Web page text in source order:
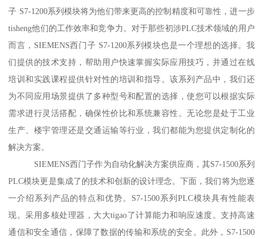
子 S7-1200系列模块将为他们带来更高的控制精度和可靠性，进一步
tisheng他们的工作效率和竞争力。对于那些初涉PLC技术领域的用户
而言，SIEMENS西门子 S7-1200系列模块也是一个理想的选择。我
们提供的技术支持，帮助用户快速掌握实际应用技巧，并通过在线
培训和实践课程提供针对性的培训和指导。该系列产品中，我们还
为不同应用场景提供了多种型号和配置的选择，使您可以根据实际
需求进行灵活搭配，确保性价比和系统兼容性。无论您是处于工业
生产、楼宇管理还是交通运输等行业，我们都能为您提供定制化的
解决方案。
SIEMENS西门子作为自动化解决方案供应商，其S7-1500系列
PLC模块更是集成了的技术和创新的设计理念。下面，我们将为您逐
一介绍系列产品的特点和优势。S7-1500系列PLC模块具有性能表
现。采用多核处理器，大大tigao了计算能力和响应速度。支持高速
通信和安全通信，保障了数据的传输和系统的安全。此外，S7-1500